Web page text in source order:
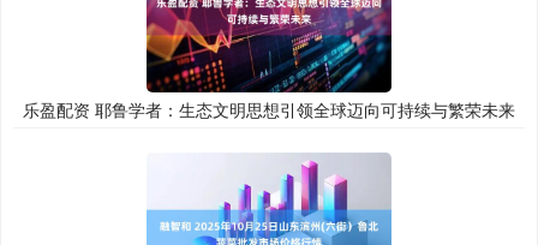
乐盈配资 耶鲁学者：生态文明思想引领全球迈向可持续与繁荣未来